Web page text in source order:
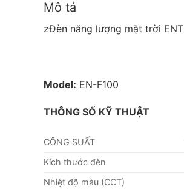
Mô tả
zĐèn năng lượng mặt trời
Model: EN-F100
THÔNG SỐ KỸ THUẬT
CÔNG SUẤT
Kích thước đèn
Nhiệt độ màu (CCT)